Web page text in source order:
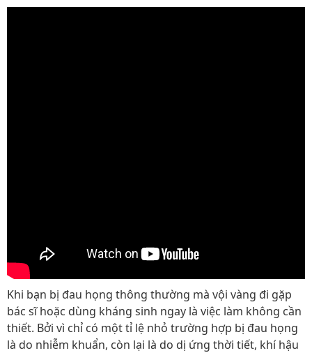
Khi bạn bị đau họng thông thường mà vội vàng đi gặp
bác sĩ hoặc dùng kháng sinh ngay là việc làm không cần
thiết. Bởi vì chỉ có một tỉ lệ nhỏ trường hợp bị đau họng
là do nhiễm khuẩn, còn lại là do dị ứng thời tiết, khí hậu